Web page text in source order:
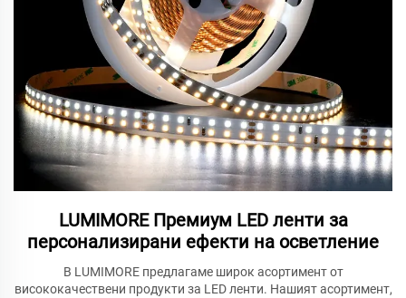
LUMIMORE Премиум LED ленти за
персонализирани ефекти на осветление
В LUMIMORE предлагаме широк асортимент от
висококачествени продукти за LED ленти. Нашият асортимент,